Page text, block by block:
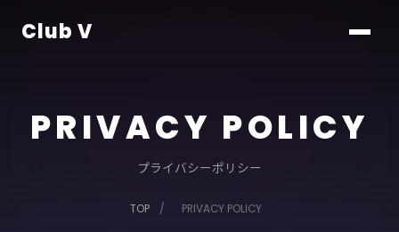
Club V
PRIVACY POLICY
プライバシーポリシー
TOP / PRIVACY POLICY